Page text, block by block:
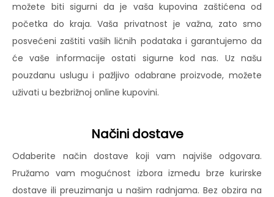
možete biti sigurni da je vaša kupovina zaštićena od
početka do kraja. Vaša privatnost je važna, zato smo
posvećeni zaštiti vaših ličnih podataka i garantujemo da
će vaše informacije ostati sigurne kod nas. Uz našu
pouzdanu uslugu i pažljivo odabrane proizvode, možete
uživati u bezbrižnoj online kupovini.
Načini dostave
Odaberite način dostave koji vam najviše odgovara.
Pružamo vam mogućnost izbora između brze kurirske
dostave ili preuzimanja u našim radnjama. Bez obzira na